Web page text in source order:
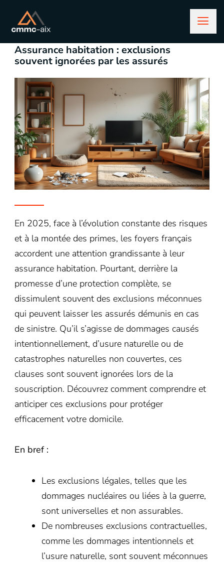
octobre 6, 2025
Assurance habitation : exclusions
souvent ignorées par les assurés
En 2025, face à l’évolution constante des risques
et à la montée des primes, les foyers français
accordent une attention grandissante à leur
assurance habitation. Pourtant, derrière la
promesse d’une protection complète, se
dissimulent souvent des exclusions méconnues
qui peuvent laisser les assurés démunis en cas
de sinistre. Qu’il s’agisse de dommages causés
intentionnellement, d’usure naturelle ou de
catastrophes naturelles non couvertes, ces
clauses sont souvent ignorées lors de la
souscription. Découvrez comment comprendre et
anticiper ces exclusions pour protéger
efficacement votre domicile.
En bref :
Les exclusions légales, telles que les
dommages nucléaires ou liées à la guerre,
sont universelles et non assurables.
De nombreuses exclusions contractuelles,
comme les dommages intentionnels et
l’usure naturelle, sont souvent méconnues